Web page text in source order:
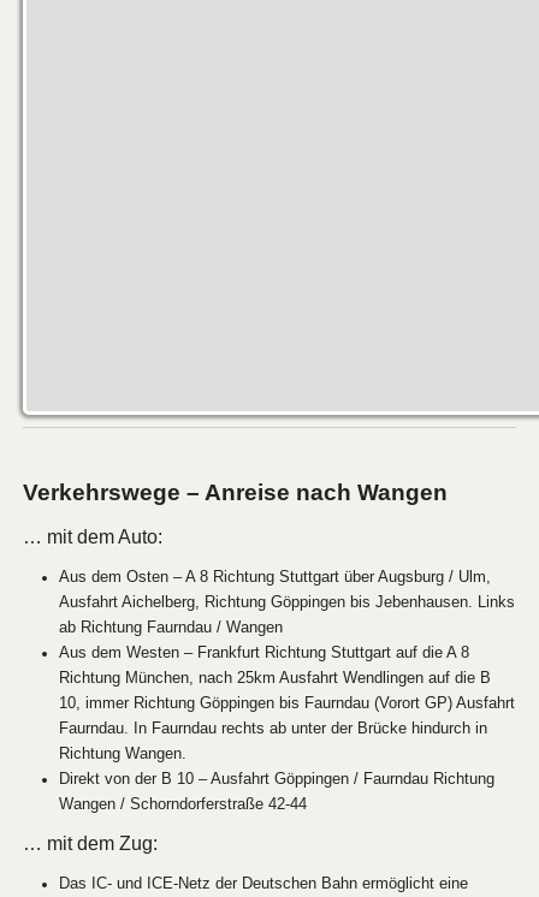
Verkehrswege – Anreise nach Wangen
… mit dem Auto:
Aus dem Osten – A 8 Richtung Stuttgart über Augsburg / Ulm,
Ausfahrt Aichelberg, Richtung Göppingen bis Jebenhausen. Links
ab Richtung Faurndau / Wangen
Aus dem Westen – Frankfurt Richtung Stuttgart auf die A 8
Richtung München, nach 25km Ausfahrt Wendlingen auf die B
10, immer Richtung Göppingen bis Faurndau (Vorort GP) Ausfahrt
Faurndau. In Faurndau rechts ab unter der Brücke hindurch in
Richtung Wangen.
Direkt von der B 10 – Ausfahrt Göppingen / Faurndau Richtung
Wangen / Schorndorferstraße 42-44
… mit dem Zug:
Das IC- und ICE-Netz der Deutschen Bahn ermöglicht eine